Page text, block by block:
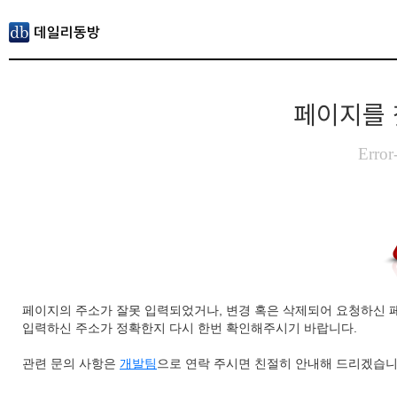
페이지를
페이지의 주소가 잘못 입력되었거나, 변경 혹은 삭제되어 요청하신
입력하신 주소가 정확한지 다시 한번 확인해주시기 바랍니다.
관련 문의 사항은 개발팀 으로 연락 주시면 친절히 안내해 드리겠습